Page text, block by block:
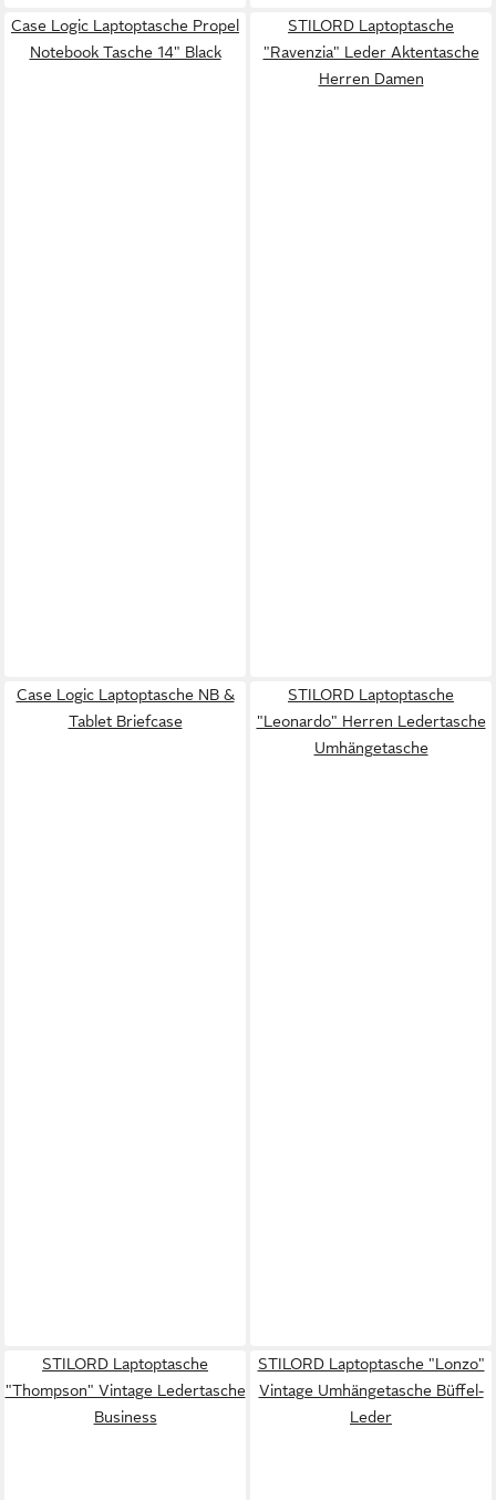
Case Logic Laptoptasche Propel
Notebook Tasche 14" Black
STILORD Laptoptasche
"Ravenzia" Leder Aktentasche
Herren Damen
Case Logic Laptoptasche NB &
Tablet Briefcase
STILORD Laptoptasche
"Leonardo" Herren Ledertasche
Umhängetasche
STILORD Laptoptasche
"Thompson" Vintage Ledertasche
Business
STILORD Laptoptasche "Lonzo"
Vintage Umhängetasche Büffel-
Leder